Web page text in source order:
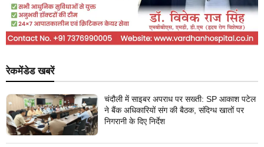
रेकमेंडेड खबरें
चंदौली में साइबर अपराध पर सख्ती: SP आकाश पटेल
ने बैंक अधिकारियों संग की बैठक, संदिग्ध खातों पर
निगरानी के दिए निर्देश